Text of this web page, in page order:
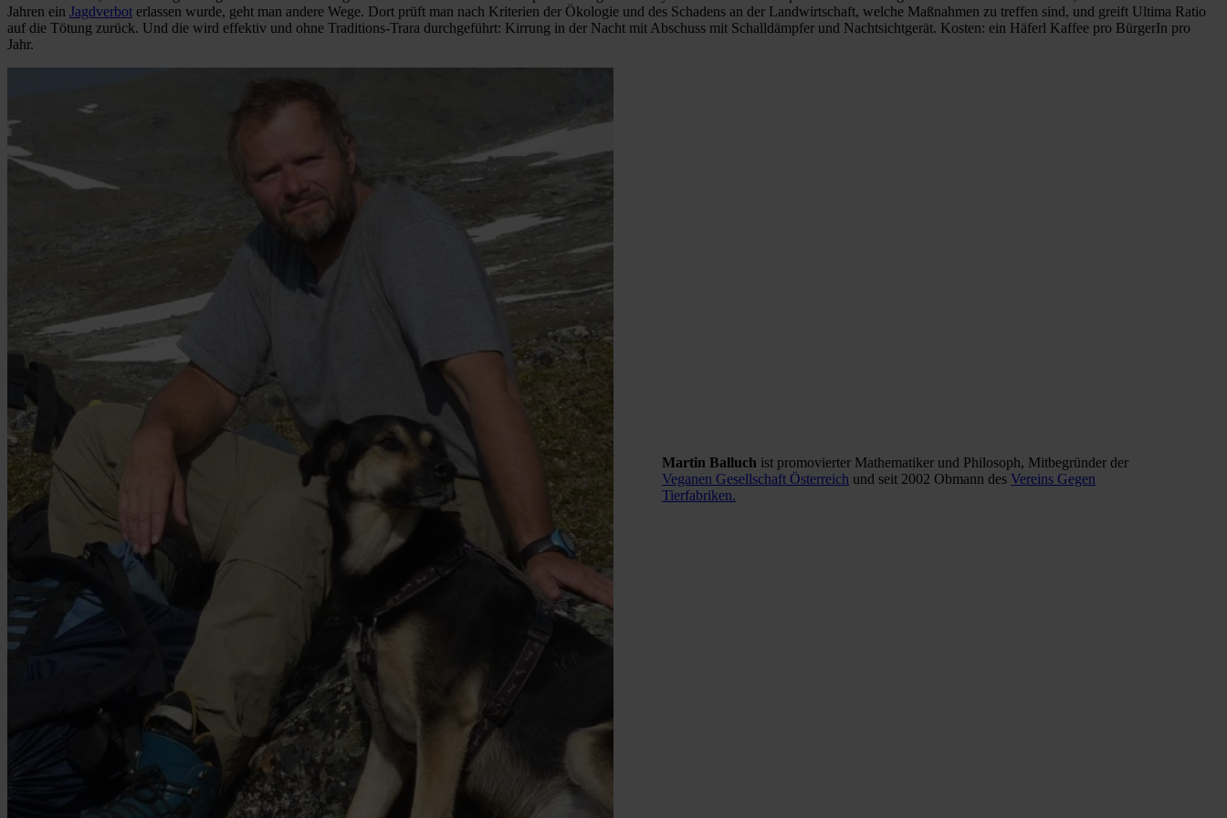
Jahren ein Jagdverbot erlassen wurde, geht man andere Wege. Dort prüft man nach Kriterien der Ökologie und des Schadens an der Landwirtschaft, welche Maßnahmen zu treffen sind, und greift Ultima Ratio
auf die Tötung zurück. Und die wird effektiv und ohne Traditions-Trara durchgeführt: Kirrung in der Nacht mit Abschuss mit Schalldämpfer und Nachtsichtgerät. Kosten: ein Häferl Kaffee pro BürgerIn pro
Jahr.
Martin Balluch ist promovierter Mathematiker und Philosoph, Mitbegründer der
Veganen Gesellschaft Österreich und seit 2002 Obmann desVereins Gegen
Tierfabriken.